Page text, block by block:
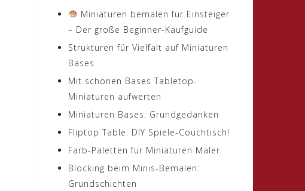
Miniaturen bemalen für Einsteiger
– Der große Beginner-Kaufguide
Strukturen für Vielfalt auf Miniaturen
Bases
Mit schönen Bases Tabletop-
Miniaturen aufwerten
Miniaturen Bases: Grundgedanken
Fliptop Table: DIY Spiele-Couchtisch!
Farb-Paletten für Miniaturen Maler
Blocking beim Minis-Bemalen:
Grundschichten